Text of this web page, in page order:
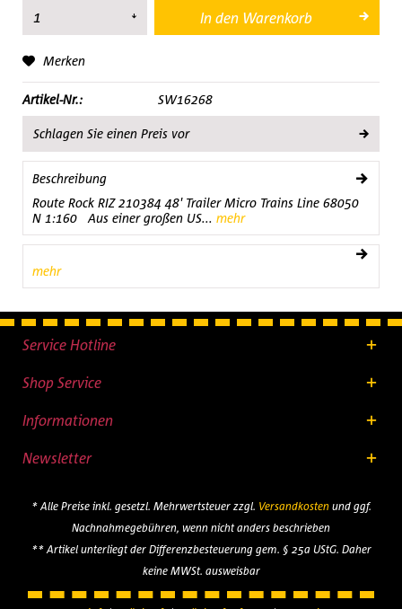
In den Warenkorb
Merken
Artikel-Nr.: SW16268
Schlagen Sie einen Preis vor
Beschreibung
Route Rock RIZ 210384 48' Trailer Micro Trains Line 68050
N 1:160 Aus einer großen US... mehr
mehr
Service Hotline
Shop Service
Informationen
Newsletter
* Alle Preise inkl. gesetzl. Mehrwertsteuer zzgl. Versandkostenund ggf.
Nachnahmegebühren, wenn nicht anders beschrieben
** Artikel unterliegt der Differenzbesteuerung gem. § 25a UStG. Daher
keine MWSt. ausweisbar